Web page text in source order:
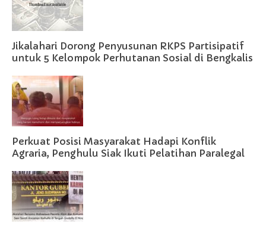
Jikalahari Dorong Penyusunan RKPS Partisipatif
untuk 5 Kelompok Perhutanan Sosial di Bengkalis
Perkuat Posisi Masyarakat Hadapi Konflik
Agraria, Penghulu Siak Ikuti Pelatihan Paralegal